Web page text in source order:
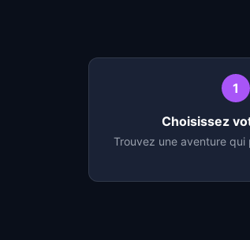
1
Choisissez
Trouvez une aventure